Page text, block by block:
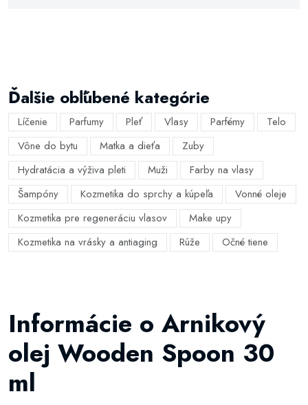
Ďalšie obľúbené kategórie
Líčenie Parfumy Pleť Vlasy Parfémy
Telo
Vône do bytu
Matka a dieťa
Zuby
Hydratácia a výživa pleti
Muži
Farby na vlasy
Šampóny
Kozmetika do sprchy a kúpeľa
Vonné oleje
Kozmetika pre regeneráciu vlasov
Make upy
Kozmetika na vrásky a antiaging
Rúže Očné tiene
Informácie o Arnikový
olej Wooden Spoon 30
ml